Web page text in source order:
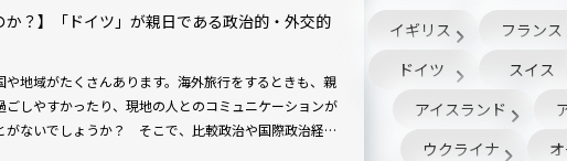
か？】「ドイツ」が親日である政治的・外交的
地域がたくさんあります。海外旅行をするときも、親
ごしやすかったり、現地の人とのコミュニケーションが
がないでしょうか？ そこで、比較政治や国際政治経済
イギリス
フランス
ドイツ
スイス
アイスランド
ウクライナ